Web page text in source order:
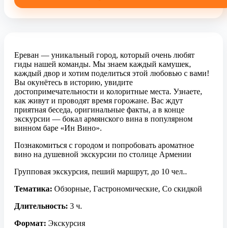
Ереван — уникальный город, который очень любят
гиды нашей команды. Мы знаем каждый камушек,
каждый двор и хотим поделиться этой любовью с вами!
Вы окунётесь в историю, увидите
достопримечательности и колоритные места. Узнаете,
как живут и проводят время горожане. Вас ждут
приятная беседа, оригинальные факты, а в конце
экскурсии — бокал армянского вина в популярном
винном баре «Ин Вино».
Познакомиться с городом и попробовать ароматное
вино на душевной экскурсии по столице Армении
Групповая экскурсия, пеший маршрут, до 10 чел..
Тематика: Обзорные, Гастрономические, Со скидкой
Длительность: 3 ч.
Формат: Экскурсия